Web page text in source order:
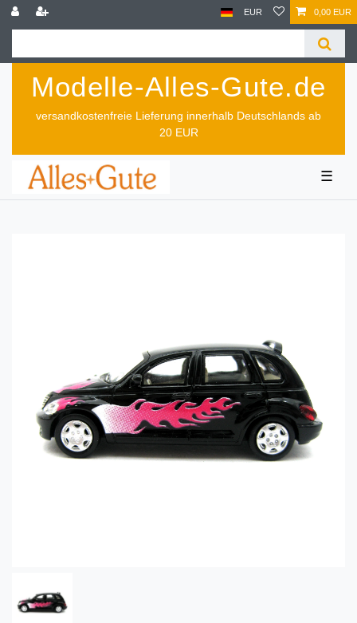
EUR 0,00 EUR
Modelle-Alles-Gute.de
versandkostenfreie Lieferung innerhalb Deutschlands ab
20 EUR
☰